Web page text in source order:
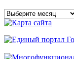
Архивы
сайта